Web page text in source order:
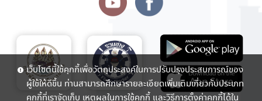
เว็บไซต์นี้ใช้คุกกี้เพื่อวัตถุประสงค์ในการปรับปรุงประสบการณ์ของ
ผู้ใช้ให้ดีขึ้น ท่านสามารถศึกษารายละเอียดเพิ่มเติมเกี่ยวกับประเภท
คุกกี้ที่เราจัดเก็บ เหตุผลในการใช้คุกกี้ และวิธีการตั้งค่าคุกกี้ได้ใน